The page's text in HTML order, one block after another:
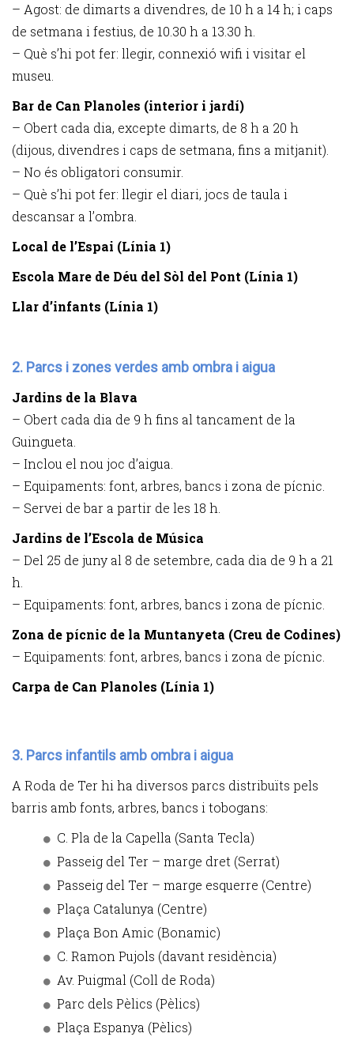
– Agost: de dimarts a divendres, de 10 h a 14 h; i caps
de setmana i festius, de 10.30 h a 13.30 h.
– Què s’hi pot fer: llegir, connexió wifi i visitar el
museu.
Bar de Can Planoles (interior i jardí)
– Obert cada dia, excepte dimarts, de 8 h a 20 h
(dijous, divendres i caps de setmana, fins a mitjanit).
– No és obligatori consumir.
– Què s’hi pot fer: llegir el diari, jocs de taula i
descansar a l’ombra.
Local de l’Espai (Línia 1)
Escola Mare de Déu del Sòl del Pont (Línia 1)
Llar d’infants (Línia 1)
2. Parcs i zones verdes amb ombra i aigua
Jardins de la Blava
– Obert cada dia de 9 h fins al tancament de la
Guingueta.
– Inclou el nou joc d’aigua.
– Equipaments: font, arbres, bancs i zona de pícnic.
– Servei de bar a partir de les 18 h.
Jardins de l’Escola de Música
– Del 25 de juny al 8 de setembre, cada dia de 9 h a 21
h.
– Equipaments: font, arbres, bancs i zona de pícnic.
Zona de pícnic de la Muntanyeta (Creu de Codines)
– Equipaments: font, arbres, bancs i zona de pícnic.
Carpa de Can Planoles (Línia 1)
3. Parcs infantils amb ombra i aigua
A Roda de Ter hi ha diversos parcs distribuïts pels
barris amb fonts, arbres, bancs i tobogans:
C. Pla de la Capella (Santa Tecla)
Passeig del Ter – marge dret (Serrat)
Passeig del Ter – marge esquerre (Centre)
Plaça Catalunya (Centre)
Plaça Bon Amic (Bonamic)
C. Ramon Pujols (davant residència)
Av. Puigmal (Coll de Roda)
Parc dels Pèlics (Pèlics)
Plaça Espanya (Pèlics)